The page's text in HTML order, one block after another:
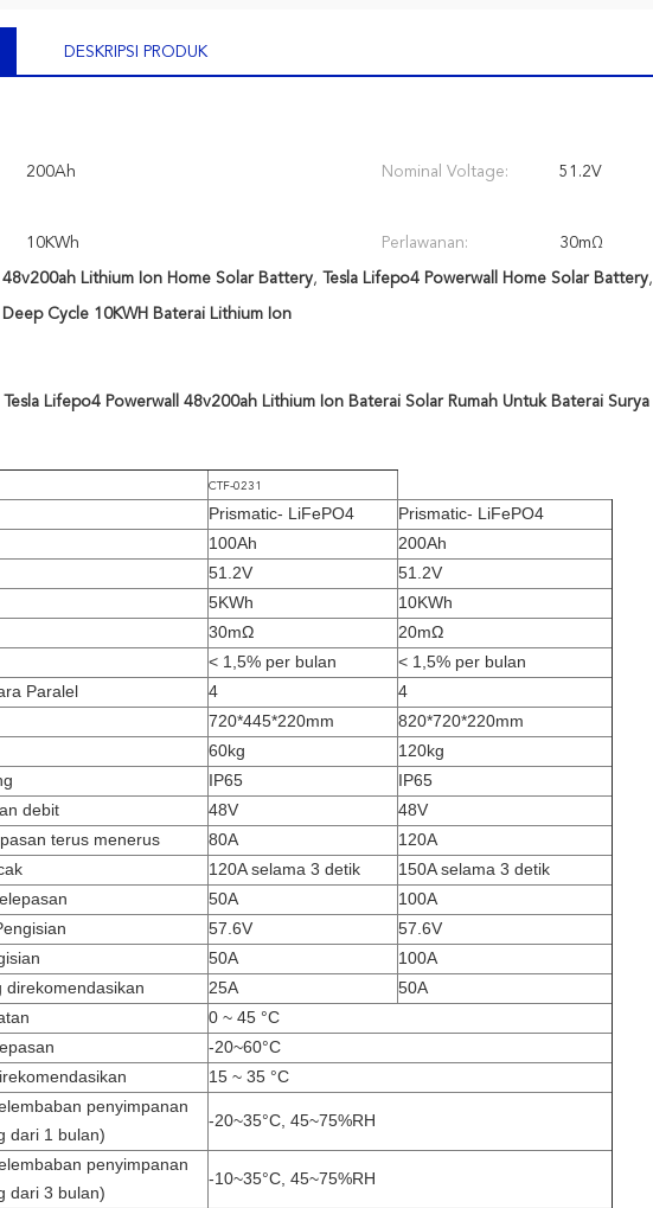
DESKRIPSI PRODUK
200Ah Nominal Voltage: 51.2V
10KWh Perlawanan: 30mΩ
48v200ah Lithium Ion Home Solar Battery, Tesla Lifepo4 Powerwall Home Solar Battery,
Deep Cycle 10KWH Baterai Lithium Ion
Lifepo4 Powerwall 48v200ah Lithium Ion Baterai Solar Rumah Untuk Baterai Surya
CTF-0231
Prismatic- LiFePO4
Prismatic- LiFePO4
100Ah
200Ah
51.2V
51.2V
5KWh
10KWh
30mΩ
20mΩ
< 1,5% per bulan
< 1,5% per bulan
Paralel
4
4
720*445*220mm
820*720*220mm
60kg
120kg
IP65
IP65
debit
48V
48V
terus menerus
80A
120A
120A selama 3 detik
150A selama 3 detik
50A
100A
57.6V
57.6V
50A
100A
direkomendasikan
25A
50A
0 ~ 45 °C
-20~60°C
15 ~ 35 °C
penyimpanan
dari 1 bulan)
-20~35°C, 45~75%RH
penyimpanan
dari 3 bulan)
-10~35°C, 45~75%RH